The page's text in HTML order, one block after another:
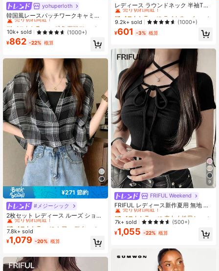
yohuperloth
韓国風レースパッチワークキャミソ
ールタンクトップ、Y2Kエステティ
ック、ストリートウェアカジュアル
サマー
#1 ベストセラー
売り切れ間近！
#1 ベストセラー
売り切れ間近！
#1 ベストセラー
売り切れ間近！
#1 ベストセラー
10k+ sold (1000+)
¥862 -22% 概算
¥271 節約
#メジーシック
2枚セット レディース ルーズ ショー
トシャツ & キャミソールトップ、春/
夏新作、チェック柄 薄手 セミシアー
シフォン 日よけブラウス カジュアル
ブラック
#2 ベストセラー
売り切れ間近！
#2 ベストセラー
売り切れ間近！
#2 ベストセラー
売り切れ間近！
#2 ベストセラー
7.8k+ sold
¥1,079 -20% 概算
レディース ラウンドネック 半袖Tシ
ャツ 夏新作 レタープリント アメリ
カンホットガール風 ファッション カ
ジュアル 万能 スリムフィット クロ
ップド丈 ホワイト
売り切れ間近！
#1 ベストセラー
売り切れ間近！
#1 ベストセラー
売り切れ間近！
#1 ベストセラー
9.2k+ sold (1000+)
¥601 -3% 概算
9
FRIFUL Weekend
FRIFUL レディース新作夏用 無地 プ
リーツ ドローストリング リボン ウ
エストシェイプ スリミング カジュア
ル 万能 Tシャツ お出かけトップス
#2 ベストセラー
売り切れ間近！
#2 ベストセラー
売り切れ間近！
#2 ベストセラー
売り切れ間近！
#2 ベストセラー
に 恋人 女性用トップス、ブラウス、Tシャツ
7k+ sold (500+)
¥1,055 -22% 概算